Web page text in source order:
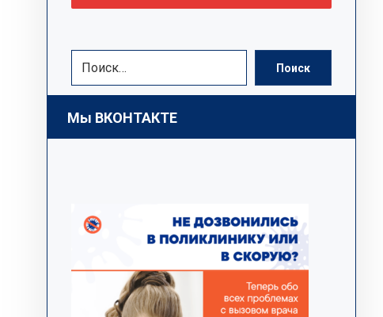
Поиск
Мы ВКОНТАКТЕ